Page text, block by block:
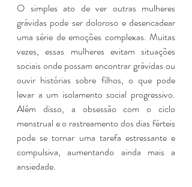
O simples ato de ver outras mulheres
grávidas pode ser doloroso e desencadear
uma série de emoções complexas. Muitas
vezes, essas mulheres evitam situações
sociais onde possam encontrar grávidas ou
ouvir histórias sobre filhos, o que pode
levar a um isolamento social progressivo.
Além disso, a obsessão com o ciclo
menstrual e o rastreamento dos dias férteis
pode se tornar uma tarefa estressante e
compulsiva, aumentando ainda mais a
ansiedade.